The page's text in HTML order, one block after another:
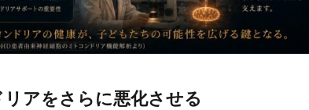
アをさらに悪化させる